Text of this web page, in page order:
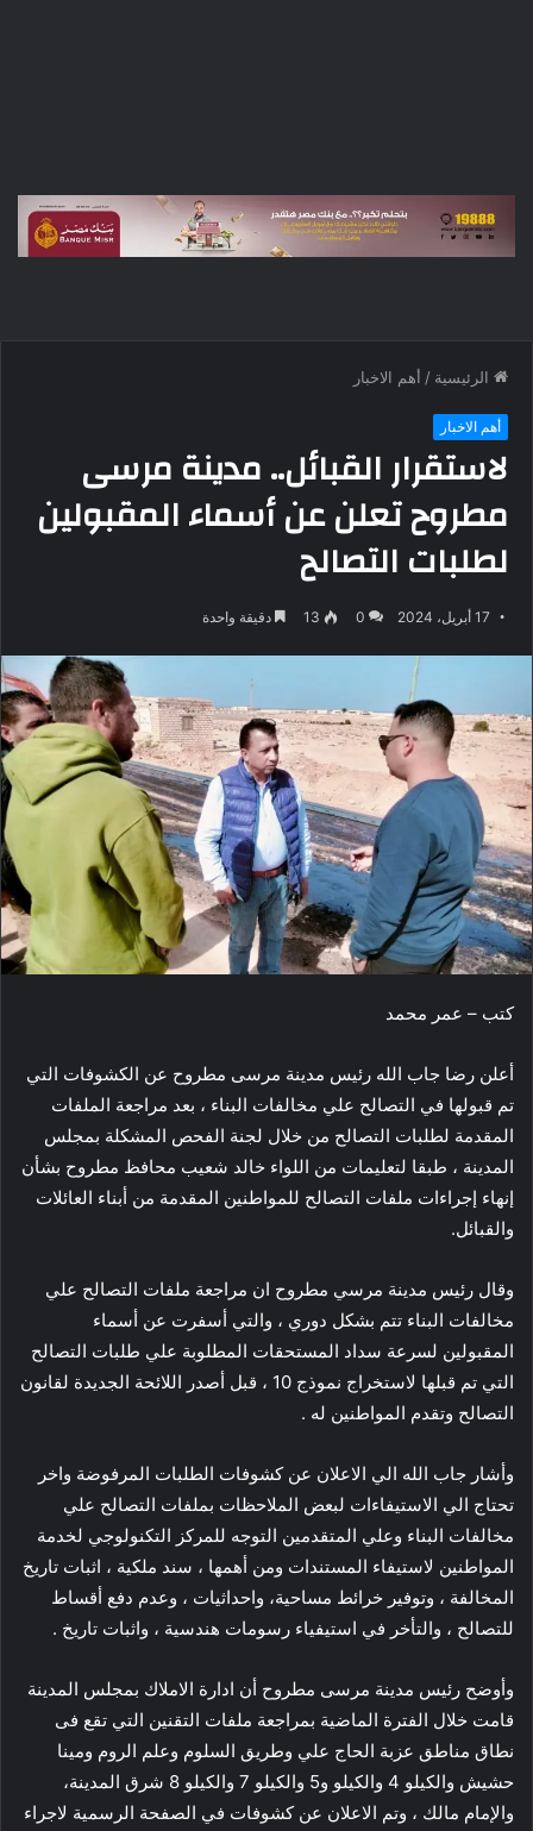
الرئيسية / أهم الاخبار
أهم الاخبار
لاستقرار القبائل.. مدينة مرسى
مطروح تعلن عن أسماء المقبولين
لطلبات التصالح
17 أبريل، 2024 0
13 دقيقة واحدة
كتب – عمر محمد
أعلن رضا جاب الله رئيس مدينة مرسى مطروح عن الكشوفات التي
تم قبولها في التصالح علي مخالفات البناء ، بعد مراجعة الملفات
المقدمة لطلبات التصالح من خلال لجنة الفحص المشكلة بمجلس
المدينة ، طبقا لتعليمات من اللواء خالد شعيب محافظ مطروح بشأن
إنهاء إجراءات ملفات التصالح للمواطنين المقدمة من أبناء العائلات
والقبائل.
وقال رئيس مدينة مرسي مطروح ان مراجعة ملفات التصالح علي
مخالفات البناء تتم بشكل دوري ، والتي أسفرت عن أسماء
المقبولين لسرعة سداد المستحقات المطلوبة علي طلبات التصالح
التي تم قبلها لاستخراج نموذج 10 ، قبل أصدر اللائحة الجديدة لقانون
التصالح وتقدم المواطنين له .
وأشار جاب الله الي الاعلان عن كشوفات الطلبات المرفوضة واخر
تحتاج الي الاستيفاءات لبعض الملاحظات بملفات التصالح علي
مخالفات البناء وعلي المتقدمين التوجه للمركز التكنولوجي لخدمة
المواطنين لاستيفاء المستندات ومن أهمها ، سند ملكية ، اثبات تاريخ
المخالفة ، وتوفير خرائط مساحية، واحداثيات ، وعدم دفع أقساط
للتصالح ، والتأخر في استيفياء رسومات هندسية ، واثبات تاريخ .
وأوضح رئيس مدينة مرسى مطروح أن ادارة الاملاك بمجلس المدينة
قامت خلال الفترة الماضية بمراجعة ملفات التقنين التي تقع فى
نطاق مناطق عزبة الحاج علي وطريق السلوم وعلم الروم ومينا
حشيش والكيلو 4 والكيلو و5 والكيلو 7 والكيلو 8 شرق المدينة،
والإمام مالك ، وتم الاعلان عن كشوفات في الصفحة الرسمية لاجراء